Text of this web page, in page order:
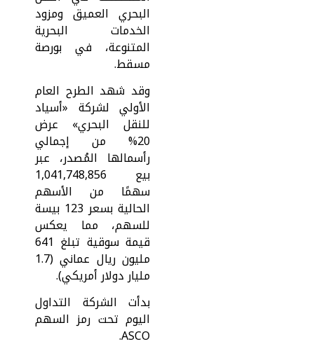
البحري العميق ومزود
الخدمات البحرية
المتنوعة، في بورصة
مسقط.
وقد شهد الطرح العام
الأولي لشركة «أسياد
للنقل البحري» عرض
20% من إجمالي
رأسمالها المُصدر، عبر
بيع 1,041,748,856
سهمًا من الأسهم
الحالية بسعر 123 بيسة
للسهم، مما يعكس
قيمة سوقية تبلغ 641
مليون ريال عماني (1.7
مليار دولار أمريكي).
بدأت الشركة التداول
اليوم تحت رمز السهم
ASCO.